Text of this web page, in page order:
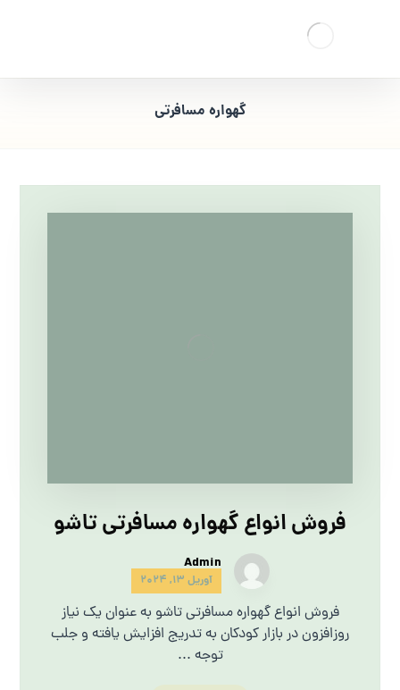
گهواره مسافرتی
فروش انواع گهواره مسافرتی تاشو
Admin
آوریل 13, 2024
فروش انواع گهواره مسافرتی تاشو به عنوان یک نیاز
روزافزون در بازار کودکان به تدریج افزایش یافته و جلب
توجه ...